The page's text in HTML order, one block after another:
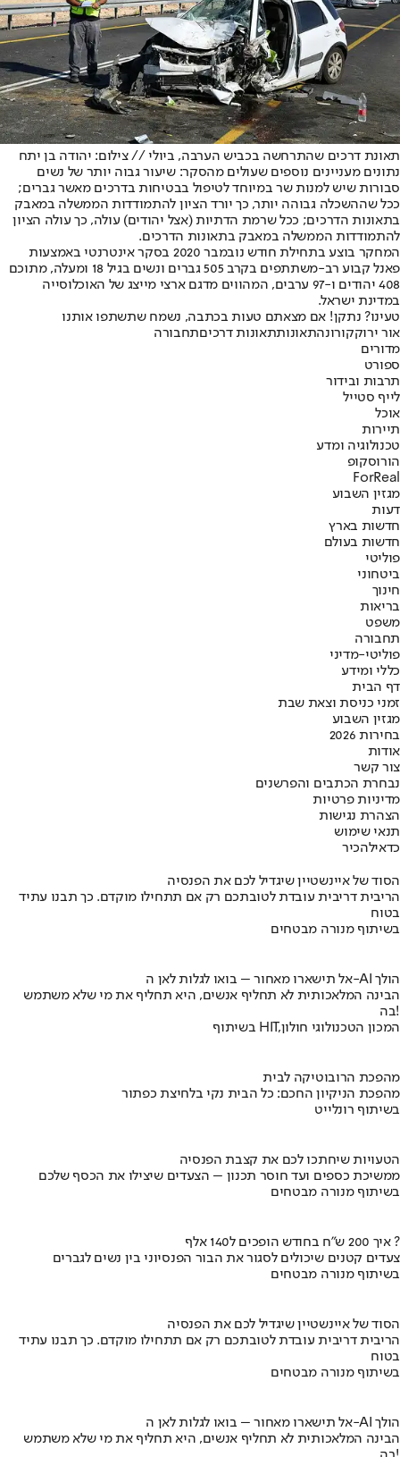
תאונת דרכים שהתרחשה בכביש הערבה, ביולי // צילום: יהודה בן יתח
נתונים מעניינים נוספים שעולים מהסקר: שיעור גבוה יותר של נשים
סבורות שיש למנות שר במיוחד לטיפול בבטיחות בדרכים מאשר גברים;
ככל שההשכלה גבוהה יותר, כך יורד הציון להתמודדות הממשלה במאבק
בתאונות הדרכים; ככל שרמת הדתיות (אצל יהודים) עולה, כך עולה הציון
להתמודדות הממשלה במאבק בתאונות הדרכים.
המחקר בוצע בתחילת חודש נובמבר 2020 בסקר אינטרנטי באמצעות
פאנל קבוע רב-משתתפים בקרב 505 גברים ונשים בגיל 18 ומעלה, מתוכם
408 יהודים ו-97 ערבים, המהווים מדגם ארצי מייצג של האוכלוסייה
במדינת ישראל.
טעינו? נתקן! אם מצאתם טעות בכתבה, נשמח שתשתפו אותנו
אור ירוקקורונהתאונותתאונות דרכיםתחבורה
מדורים
ספורט
תרבות ובידור
לייף סטייל
אוכל
תיירות
טכנולוגיה ומדע
הורוסקופ
ForReal
מגזין השבוע
דעות
חדשות בארץ
חדשות בעולם
פוליטי
ביטחוני
חינוך
בריאות
משפט
תחבורה
פוליטי-מדיני
כללי ומידע
דף הבית
זמני כניסת וצאת שבת
מגזין השבוע
בחירות 2026
אודות
צור קשר
נבחרת הכתבים והפרשנים
מדיניות פרטיות
הצהרת נגישות
תנאי שימוש
כדאילהכיר
הסוד של איינשטיין שיגדיל לכם את הפנסיה
הריבית דריבית עובדת לטובתכם רק אם תתחילו מוקדם. כך תבנו עתיד
בטוח
בשיתוף מנורה מבטחים
אל תישארו מאחור – בואו לגלות לאן ה-AI הולך
הבינה המלאכותית לא תחליף אנשים, היא תחליף את מי שלא משתמש
בה!
בשיתוף HIT,המכון הטכנולוגי חולון
מהפכת הרובוטיקה לבית
מהפכת הניקיון החכם: כל הבית נקי בלחיצת כפתור
בשיתוף רונלייט
הטעויות שיחתכו לכם את קצבת הפנסיה
ממשיכת כספים ועד חוסר תכנון – הצעדים שיצילו את הכסף שלכם
בשיתוף מנורה מבטחים
איך 200 ש"ח בחודש הופכים ל140 אלף ?
צעדים קטנים שיכולים לסגור את הבור הפנסיוני בין נשים לגברים
בשיתוף מנורה מבטחים
הסוד של איינשטיין שיגדיל לכם את הפנסיה
הריבית דריבית עובדת לטובתכם רק אם תתחילו מוקדם. כך תבנו עתיד
בטוח
בשיתוף מנורה מבטחים
אל תישארו מאחור – בואו לגלות לאן ה-AI הולך
הבינה המלאכותית לא תחליף אנשים, היא תחליף את מי שלא משתמש